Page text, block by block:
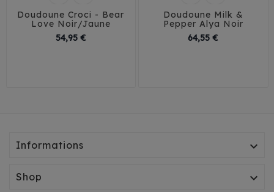
Doudoune Croci - Bear
Love Noir/Jaune
54,95 €Prix
Doudoune Milk &
Pepper Alya Noir
64,55 €
Informations 
Shop 